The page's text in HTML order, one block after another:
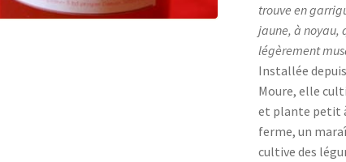
trouve en
jaune, à noyau,
légèrement
Installée
Moure, elle
et plante petit
ferme, un
cultive des